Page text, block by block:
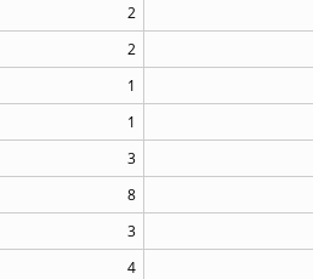
2
2
1
1
3
8
3
4